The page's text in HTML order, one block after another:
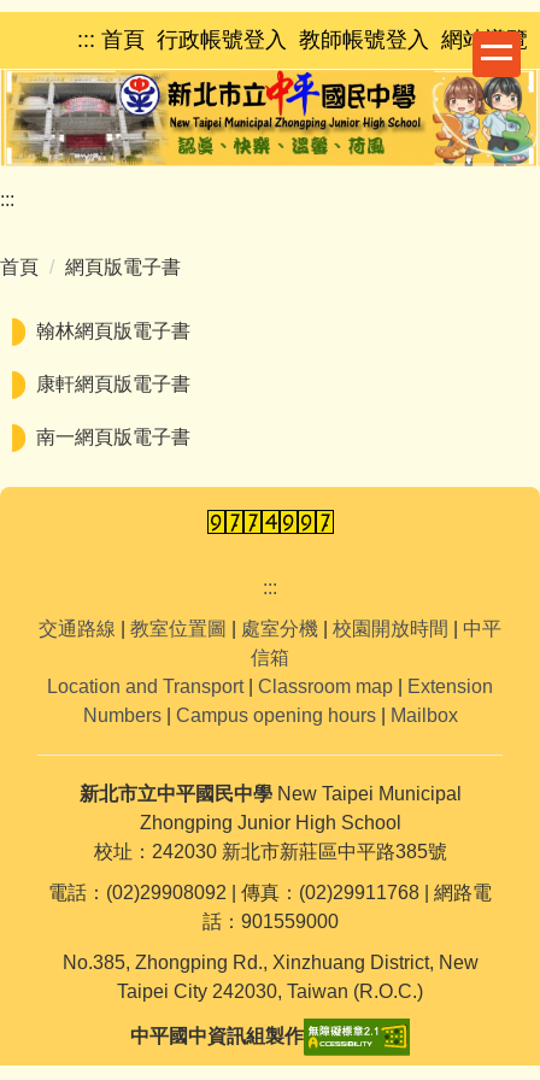
跳
主
要
內
容
區
::: 首頁 行政帳號登入 教師帳號登入 網站導覽
:::
首頁 網頁版電子書
翰林網頁版電子書
康軒網頁版電子書
南一網頁版電子書
:::
交通路線
教室位置圖 處室分機 校園開放時間
中平
信箱
Location and Transport| Classroom map
Extension
Numbers| Campus opening hours| Mailbox
新北市立中平國民中學 New Taipei Municipal
Zhongping Junior High School
校址：242030 新北市新莊區中平路385號
電話：(02)29908092 | 傳真：(02)29911768 | 網路電
話：901559000
No.385, Zhongping Rd., Xinzhuang District, New
Taipei City 242030, Taiwan (R.O.C.)
中平國中資訊組製作